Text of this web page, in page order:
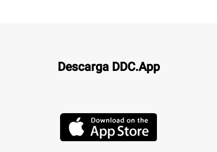
Descarga DDC.App